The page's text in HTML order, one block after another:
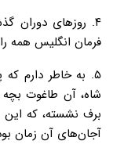
۴. روزهای دوران
فرمان انگلیس همه
شاه، آن طاغوت بچه
برف نشسته، که
آجان‌های آن زمان